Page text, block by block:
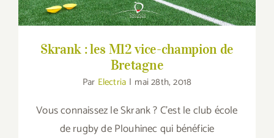
Skrank : les M12 vice-champion de
Bretagne
Par Electria | mai 28th, 2018
Vous connaissez le Skrank ? C'est le club école
de rugby de Plouhinec qui bénéficie